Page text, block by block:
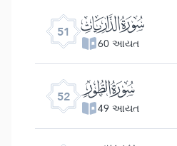
51 ﯠ
60 આયત
52 ﯡ
49 આયત